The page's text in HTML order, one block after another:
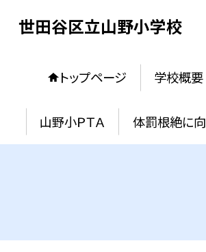
世田谷区立山野小学校
トップページ 学校概要
山野小ＰＴＡ 体罰根絶に